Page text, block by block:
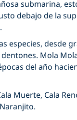
submarina,
debajo de la
especies, desde
Mola
del año
Muerte, Cala